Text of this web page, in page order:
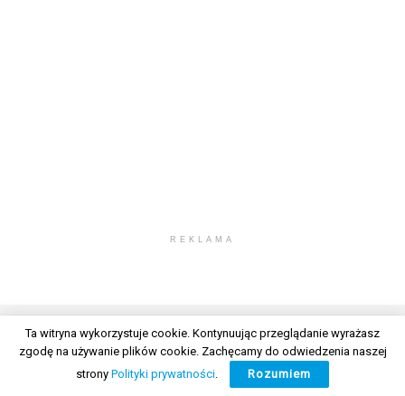
REKLAMA
© 2026 Wszelkie prawa zastrzeżone. Radio Lublin S.A. w likwidacji
Ta witryna wykorzystuje cookie. Kontynuując przeglądanie wyrażasz
zgodę na używanie plików cookie. Zachęcamy do odwiedzenia naszej
strony Polityki prywatności. Rozumiem